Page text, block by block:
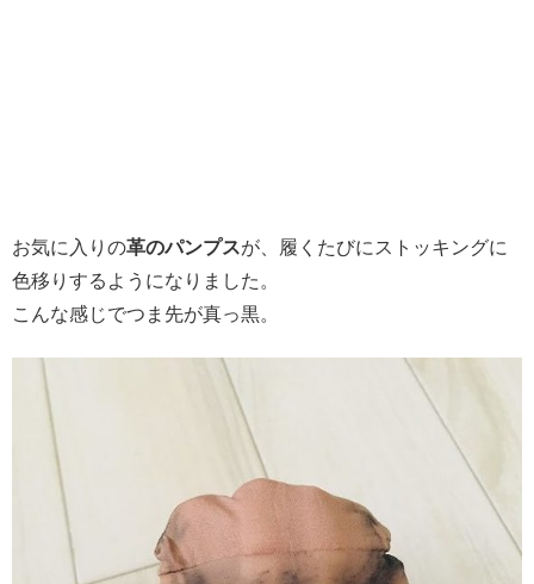
お気に入りの革のパンプスが、履くたびにストッキングに
色移りするようになりました。
こんな感じでつま先が真っ黒。